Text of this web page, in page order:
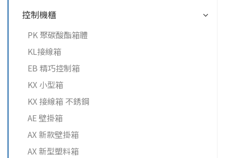
控制機櫃
PK 聚碳酸酯箱體
KL接線箱
EB 精巧控制箱
KX 小型箱
KX 接線箱 不銹鋼
AE 壁掛箱
AX 新款壁掛箱
AX 新型塑料箱